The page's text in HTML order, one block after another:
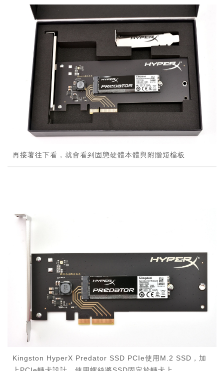
再接著往下看，就會看到固態硬體本體與附贈短檔板
Kingston HyperX Predator SSD PCIe使用M.2 SSD，加